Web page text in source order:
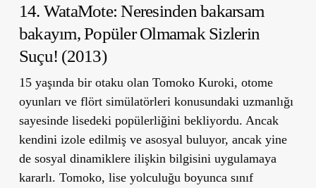
14. WataMote: Neresinden bakarsam
bakayım, Popüler Olmamak Sizlerin
Suçu! (2013)
15 yaşında bir otaku olan Tomoko Kuroki, otome
oyunları ve flört simülatörleri konusundaki uzmanlığı
sayesinde lisedeki popülerliğini bekliyordu. Ancak
kendini izole edilmiş ve asosyal buluyor, ancak yine
de sosyal dinamiklere ilişkin bilgisini uygulamaya
kararlı. Tomoko, lise yolculuğu boyunca sınıf